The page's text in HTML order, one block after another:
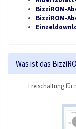
BizziROM-
BizziROM-
Was ist das
Freischaltung für